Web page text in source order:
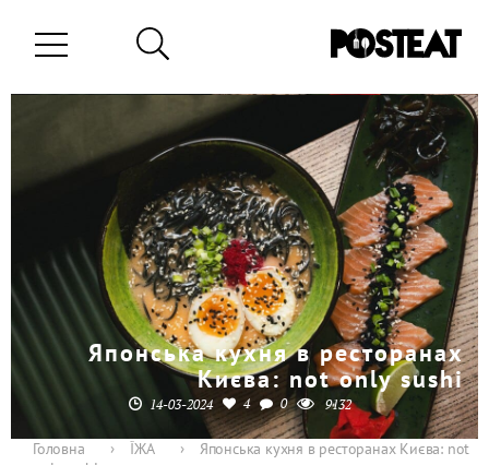
Японська кухня в ресторанах
Києва: not only sushi
14-03-2024 4 0 9132
Головна › ЇЖА ›
Японська кухня в ресторанах Києва: not